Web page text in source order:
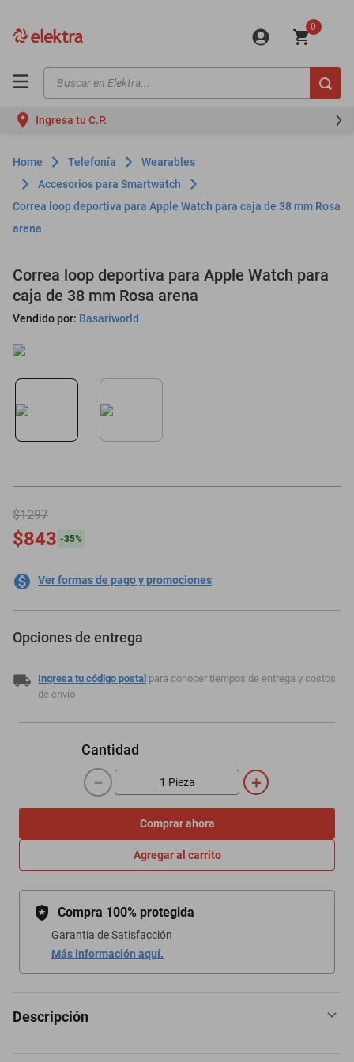
0
Buscar en Elektra...
Ingresa tu C.P.
Telefonía
Wearables
Accesorios para Smartwatch
Correa loop deportiva para Apple Watch para caja de 38 mm Rosa
arena
Correa loop deportiva para Apple Watch para
caja de 38 mm Rosa arena
Vendido por: Basariworld
$1297
$843 -35%
Ver formas de pago y promociones
Opciones de entrega
Ingresa tu código postal para conocer tiempos de entrega y costos
de envío
Cantidad
＋
－
Comprar ahora
Agregar al carrito
Compra 100% protegida
Garantía de Satisfacción
Más información aquí.
Descripción
motos
moto
celulares
iphones
lavadoras
colchones
salas
motoneta